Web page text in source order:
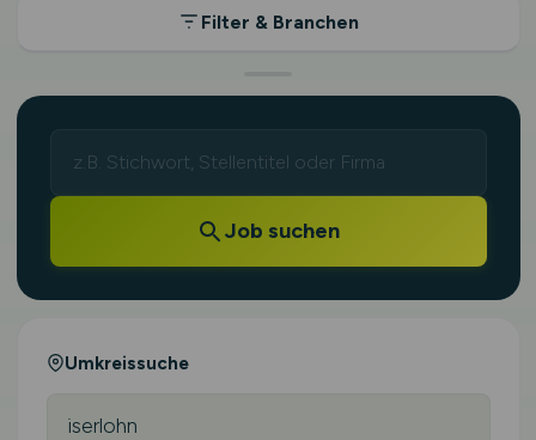
Filter & Branchen
Job suchen
Umkreissuche